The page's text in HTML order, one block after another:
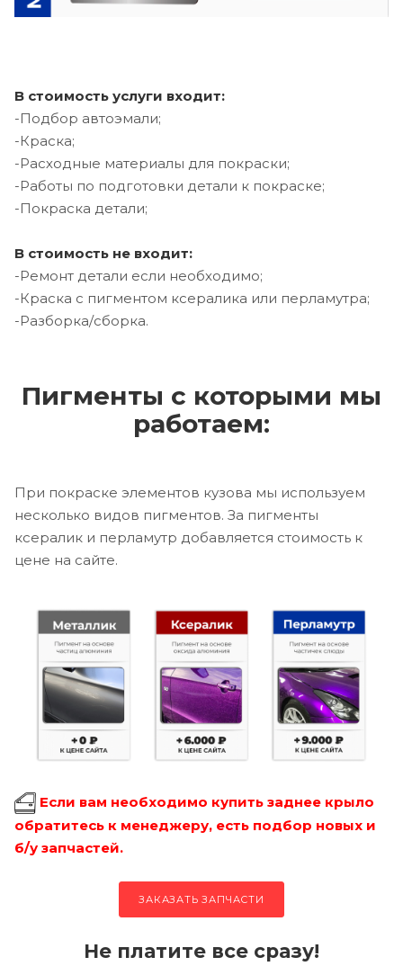
В стоимость услуги входит:
-Подбор автоэмали;
-Краска;
-Расходные материалы для покраски;
-Работы по подготовки детали к покраске;
-Покраска детали;
В стоимость не входит:
-Ремонт детали если необходимо;
-Краска с пигментом ксералика или перламутра;
-Разборка/сборка.
Пигменты с которыми мы
работаем:
При покраске элементов кузова мы используем
несколько видов пигментов. За пигменты
ксералик и перламутр добавляется стоимость к
цене на сайте.
Если вам необходимо купить заднее крыло
обратитесь к менеджеру, есть подбор новых и
б/у запчастей.
ЗАКАЗАТЬ ЗАПЧАСТИ
Не платите все сразу!